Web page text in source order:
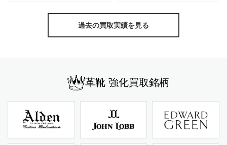
過去の買取実績を見る
革靴 強化買取銘柄